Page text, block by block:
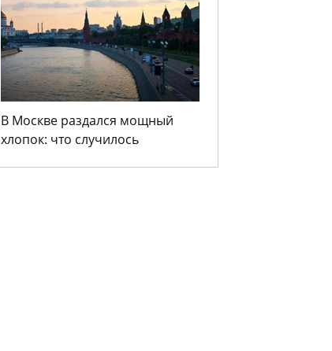
В Москве раздался мощный
хлопок: что случилось